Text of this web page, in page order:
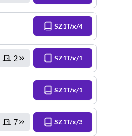
SZ1T/x/4
2 SZ1T/x/1
SZ1T/x/1
7 SZ1T/x/3